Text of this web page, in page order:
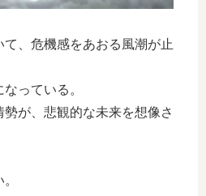
、危機感をあおる風潮が止
っている。
が、悲観的な未来を想像さ